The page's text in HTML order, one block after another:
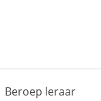
Beroep leraar
Deel